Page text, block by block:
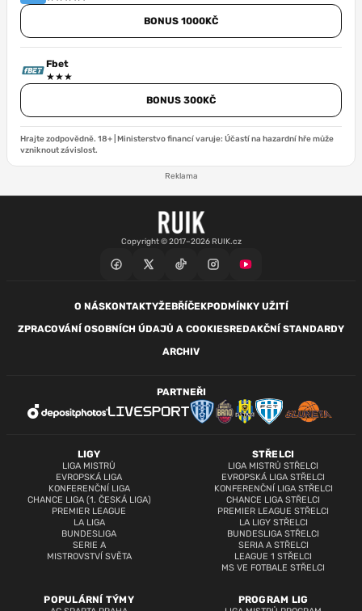
BONUS 1000KČ
Fbet
BONUS 300KČ
Hrajte zodpovědně. 18+ | Ministerstvo financí varuje: Účastí na hazardní hře může
vzniknout závislost.
Reklama
Copyright © 2017–2026 RUIK.cz
O NÁSKONTAKTYŽEBŘÍČEKPODMÍNKY UŽITÍ
ZPRACOVÁNÍ OSOBNÍCH ÚDAJŮ A COOKIESREDAKČNÍ STANDARDY
ARCHIV
LIGY
LIGA MISTRŮ
EVROPSKÁ LIGA
KONFERENČNÍ LIGA
CHANCE LIGA (1. ČESKÁ LIGA)
PREMIER LEAGUE
LA LIGA
BUNDESLIGA
SERIE A
MISTROVSTVÍ SVĚTA
STŘELCI
LIGA MISTRŮ STŘELCI
EVROPSKÁ LIGA STŘELCI
KONFERENČNÍ LIGA STŘELCI
CHANCE LIGA STŘELCI
PREMIER LEAGUE STŘELCI
LA LIGY STŘELCI
BUNDESLIGA STŘELCI
SERIA A STŘELCI
LEAGUE 1 STŘELCI
MS VE FOTBALE STŘELCI
POPULÁRNÍ TÝMY PROGRAM LIG
PARTNEŘI